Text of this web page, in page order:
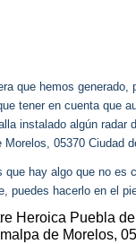
que hemos
tener en cuenta que
instalado algún radar
Morelos, 05370 Ciudad
hay algo que no es
puedes hacerlo en el
Heroica Puebla
de Morelos,